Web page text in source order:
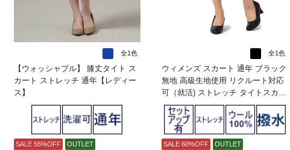
全1色
【ウォッシャブル】 膝丈タイト ス
カート ストレッチ 通年【レディー
ス】
SALE 55%OFF OUTLET
全1色
ウィメンズ スカート 通年 ブラック
無地 高級生地使用 リクルート対応
可（就活) ストレッチ タイトスカー
ト【レディース】
SALE 60%OFF OUTLET